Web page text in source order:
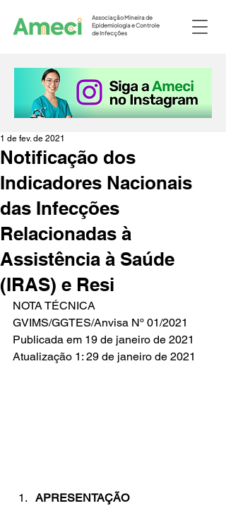
Associação Mineira de
Epidemiologia e Controle
de Infecções
Notificação dos
Indicadores Nacionais
das Infecções
Relacionadas à
Assistência à Saúde
(IRAS) e Resi
1 de fev. de 2021
NOTA TÉCNICA
GVIMS/GGTES/Anvisa Nº 01/2021
Publicada em 19 de janeiro de 2021
Atualização 1: 29 de janeiro de 2021
APRESENTAÇÃO